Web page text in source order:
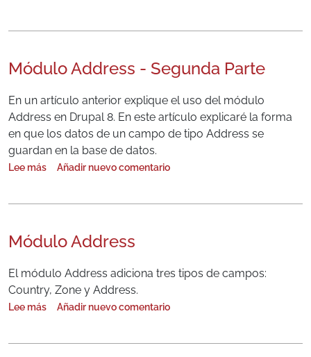
Módulo Address - Segunda Parte
En un artículo anterior explique el uso del módulo
Address en Drupal 8. En este artículo explicaré la forma
en que los datos de un campo de tipo Address se
guardan en la base de datos.
Lee más
sobre Módulo Address - Segunda Parte
Añadir nuevo comentario
Módulo Address
El módulo Address adiciona tres tipos de campos:
Country, Zone y Address.
Lee más
sobre Módulo Address
Añadir nuevo comentario